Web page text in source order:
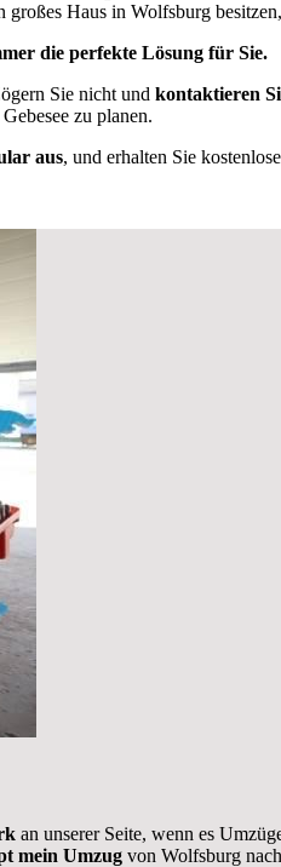
Haus in Wolfsburg
die perfekte Lösung für Sie.
Sie nicht und kontaktieren
Gebesee zu planen.
aus, und erhalten Sie
an unserer Seite, wenn es
mein Umzug von Wolfsburg